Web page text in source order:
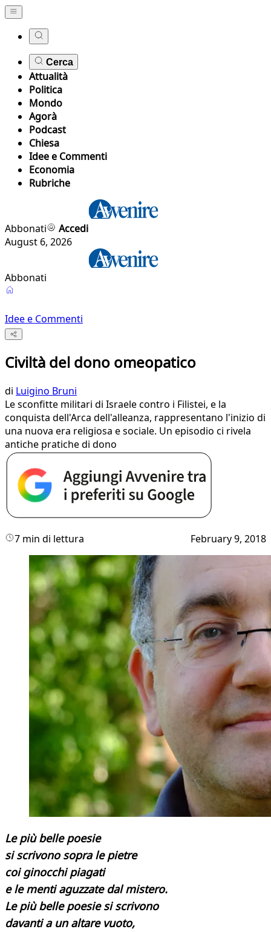
Cerca
Attualità
Politica
Mondo
Agorà
Podcast
Chiesa
Idee e Commenti
Economia
Rubriche
Abbonati
Accedi
August 6, 2026
Abbonati
Idee e Commenti
Civiltà del dono omeopatico
di Luigino Bruni
Le sconfitte militari di Israele contro i Filistei, e la
conquista dell'Arca dell'alleanza, rappresentano l'inizio di
una nuova era religiosa e sociale. Un episodio ci rivela
antiche pratiche di dono
7 min di lettura February 9, 2018
Le più belle poesie
si scrivono sopra le pietre
coi ginocchi piagati
e le menti aguzzate dal mistero.
Le più belle poesie si scrivono
davanti a un altare vuoto,